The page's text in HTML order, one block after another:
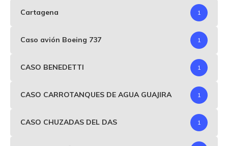
Cartagena 1
Caso avión Boeing 737 1
CASO BENEDETTI 1
CASO CARROTANQUES DE AGUA GUAJIRA 1
CASO CHUZADAS DEL DAS 1